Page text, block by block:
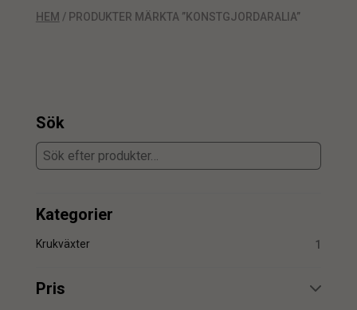
HEM / PRODUKTER MÄRKTA ”KONSTGJORDARALIA”
Sök
Kategorier
Krukväxter 1
Pris